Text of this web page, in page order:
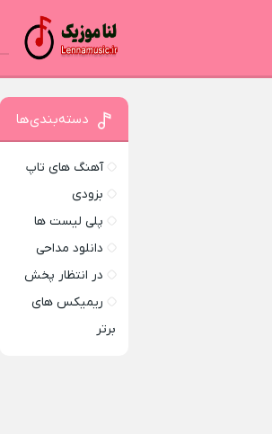
دسته‌بندی‌ها
آهنگ های تاپ
بزودی
پلی لیست ها
دانلود مداحی
در انتظار پخش
ریمیکس های
برتر